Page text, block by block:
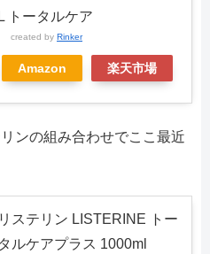
L トータルケア
created by Rinker
Amazon 楽天市場
ンの組み合わせでここ最近
リステリン LISTERINE トー
タルケアプラス 1000ml